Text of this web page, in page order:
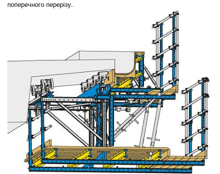
поперечного перерізу..